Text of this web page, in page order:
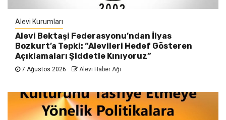
Alevi Kurumları
Alevi Bektaşi Federasyonu’ndan İlyas
Bozkurt’a Tepki: “Alevileri Hedef Gösteren
Açıklamaları Şiddetle Kınıyoruz”
7 Ağustos 2026 Alevi Haber Ağı